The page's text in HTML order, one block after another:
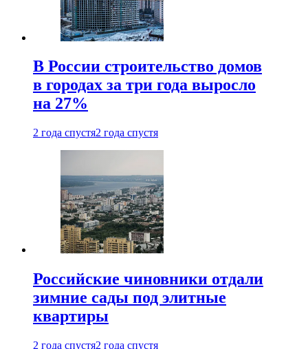
В России строительство домов
в городах за три года выросло
на 27%
2 года спустя2 года спустя
Российские чиновники отдали
зимние сады под элитные
квартиры
2 года спустя2 года спустя